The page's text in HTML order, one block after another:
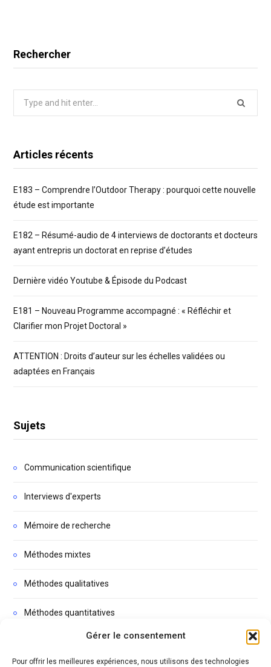
Gérer le consentement
Pour offrir les meilleures expériences, nous utilisons des technologies
Rechercher
Articles récents
E183 – Comprendre l’Outdoor Therapy : pourquoi cette nouvelle
étude est importante
E182 – Résumé-audio de 4 interviews de doctorants et docteurs
ayant entrepris un doctorat en reprise d’études
Dernière vidéo Youtube & Épisode du Podcast
E181 – Nouveau Programme accompagné : « Réfléchir et
Clarifier mon Projet Doctoral »
ATTENTION : Droits d’auteur sur les échelles validées ou
adaptées en Français
Sujets
Communication scientifique
Interviews d'experts
Mémoire de recherche
Méthodes mixtes
Méthodes qualitatives
Méthodes quantitatives